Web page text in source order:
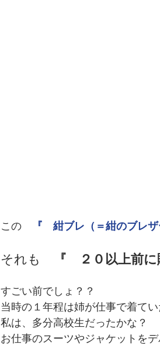
この 『　紺ブレ（＝紺のブレザ
それも 『　２０以上前に
すごい前でしょ？？
当時の１年程は姉が仕事で着てい
私は、多分高校生だったかな？
お仕事のスーツやジャケットをデ